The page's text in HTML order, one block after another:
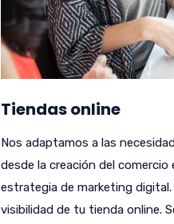
Tiendas online
Nos adaptamos a las
desde la creación del
estrategia de marketing
visibilidad de tu tienda online.